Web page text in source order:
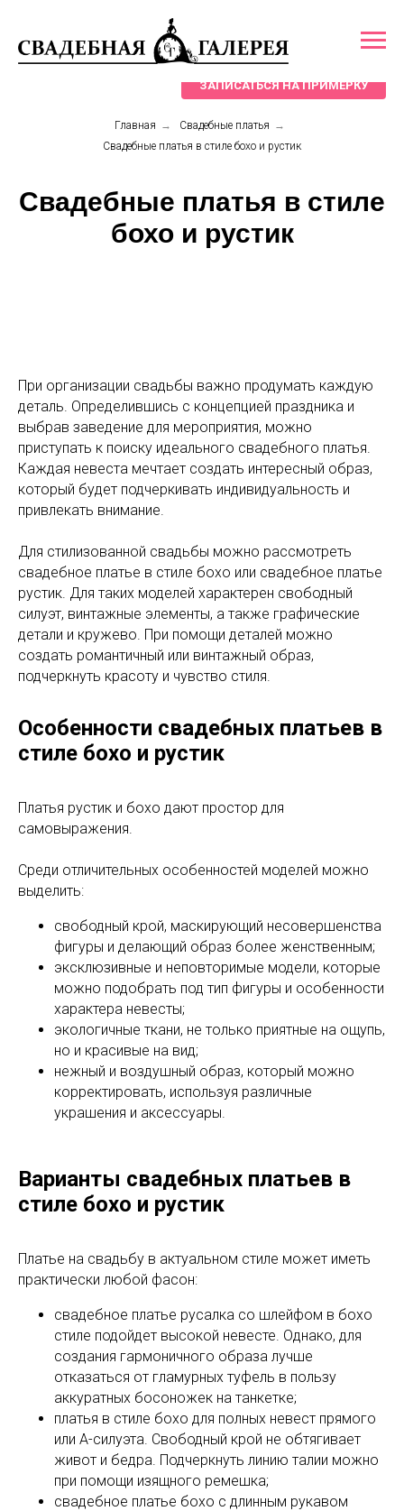
ЗАПИСАТЬСЯ НА ПРИМЕРКУ
Главная → Свадебные платья →
Свадебные платья в стиле бохо и рустик
Свадебные платья в стиле
бохо и рустик
При организации свадьбы важно продумать каждую
деталь. Определившись с концепцией праздника и
выбрав заведение для мероприятия, можно
приступать к поиску идеального свадебного платья.
Каждая невеста мечтает создать интересный образ,
который будет подчеркивать индивидуальность и
привлекать внимание.
Для стилизованной свадьбы можно рассмотреть
свадебное платье в стиле бохо или свадебное платье
рустик. Для таких моделей характерен свободный
силуэт, винтажные элементы, а также графические
детали и кружево. При помощи деталей можно
создать романтичный или винтажный образ,
подчеркнуть красоту и чувство стиля.
Особенности свадебных платьев в
стиле бохо и рустик
Платья рустик и бохо дают простор для
самовыражения.
Среди отличительных особенностей моделей можно
выделить:
свободный крой, маскирующий несовершенства
фигуры и делающий образ более женственным;
эксклюзивные и неповторимые модели, которые
можно подобрать под тип фигуры и особенности
характера невесты;
экологичные ткани, не только приятные на ощупь,
но и красивые на вид;
нежный и воздушный образ, который можно
корректировать, используя различные
украшения и аксессуары.
Варианты свадебных платьев в
стиле бохо и рустик
Платье на свадьбу в актуальном стиле может иметь
практически любой фасон:
свадебное платье русалка со шлейфом в бохо
стиле подойдет высокой невесте. Однако, для
создания гармоничного образа лучше
отказаться от гламурных туфель в пользу
аккуратных босоножек на танкетке;
платья в стиле бохо для полных невест прямого
или А-силуэта. Свободный крой не обтягивает
живот и бедра. Подчеркнуть линию талии можно
при помощи изящного ремешка;
свадебное платье бохо с длинным рукавом